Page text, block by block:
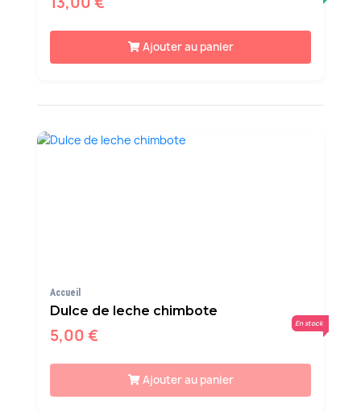
Ajouter au panier
Accueil
Dulce de leche chimbote
5,00 €
En stock
Ajouter au panier